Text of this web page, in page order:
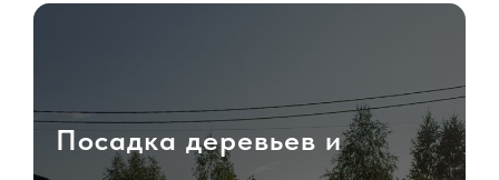
Посадка деревьев и